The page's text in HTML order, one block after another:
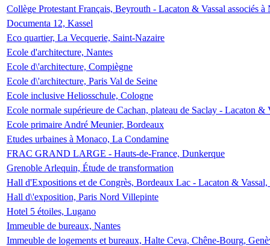
Collège Protestant Français, Beyrouth - Lacaton & Vassal associés
Documenta 12, Kassel
Eco quartier, La Vecquerie, Saint-Nazaire
Ecole d'architecture, Nantes
Ecole d\'architecture, Compiègne
Ecole d\'architecture, Paris Val de Seine
Ecole inclusive Heliosschule, Cologne
Ecole normale supérieure de Cachan, plateau de Saclay - Lacaton &
Ecole primaire André Meunier, Bordeaux
Etudes urbaines à Monaco, La Condamine
FRAC GRAND LARGE - Hauts-de-France, Dunkerque
Grenoble Arlequin, Étude de transformation
Hall d'Expositions et de Congrès, Bordeaux Lac - Lacaton &
Hall d\'exposition, Paris Nord Villepinte
Hotel 5 étoiles, Lugano
Immeuble de bureaux, Nantes
Immeuble de logements et bureaux, Halte Ceva, Chêne-Bourg,